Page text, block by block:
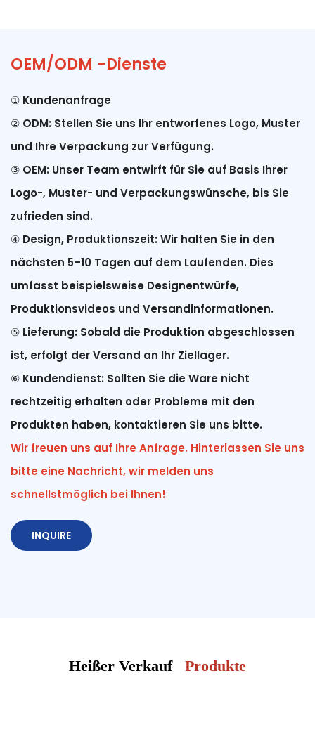
OEM/ODM -Dienste
① Kundenanfrage
② ODM: Stellen Sie uns Ihr entworfenes Logo, Muster
und Ihre Verpackung zur Verfügung.
③ OEM: Unser Team entwirft für Sie auf Basis Ihrer
Logo-, Muster- und Verpackungswünsche, bis Sie
zufrieden sind.
④ Design, Produktionszeit: Wir halten Sie in den
nächsten 5–10 Tagen auf dem Laufenden. Dies
umfasst beispielsweise Designentwürfe,
Produktionsvideos und Versandinformationen.
⑤ Lieferung: Sobald die Produktion abgeschlossen
ist, erfolgt der Versand an Ihr Ziellager.
⑥ Kundendienst: Sollten Sie die Ware nicht
rechtzeitig erhalten oder Probleme mit den
Produkten haben, kontaktieren Sie uns bitte.
Wir freuen uns auf Ihre Anfrage. Hinterlassen Sie uns
bitte eine Nachricht, wir melden uns
schnellstmöglich bei Ihnen!
INQUIRE
Heißer Verkauf Produkte